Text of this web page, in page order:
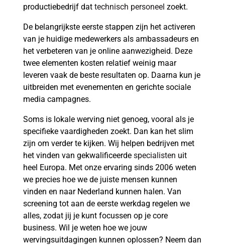
productiebedrijf dat technisch personeel zoekt.
De belangrijkste eerste stappen zijn het activeren
van je huidige medewerkers als ambassadeurs en
het verbeteren van je online aanwezigheid. Deze
twee elementen kosten relatief weinig maar
leveren vaak de beste resultaten op. Daarna kun je
uitbreiden met evenementen en gerichte sociale
media campagnes.
Soms is lokale werving niet genoeg, vooral als je
specifieke vaardigheden zoekt. Dan kan het slim
zijn om verder te kijken. Wij helpen bedrijven met
het vinden van gekwalificeerde specialisten uit
heel Europa. Met onze ervaring sinds 2006 weten
we precies hoe we de juiste mensen kunnen
vinden en naar Nederland kunnen halen. Van
screening tot aan de eerste werkdag regelen we
alles, zodat jij je kunt focussen op je core
business. Wil je weten hoe we jouw
wervingsuitdagingen kunnen oplossen? Neem dan